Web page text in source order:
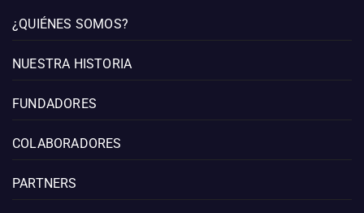
¿QUIÉNES SOMOS?
NUESTRA HISTORIA
FUNDADORES
COLABORADORES
PARTNERS